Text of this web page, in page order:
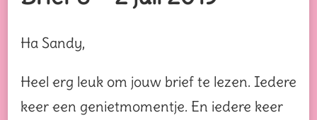
Ha Sandy,
Heel erg leuk om jouw brief te lezen. Iedere
keer een genietmomentje. En iedere keer